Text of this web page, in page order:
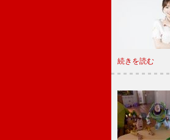
続きを読む